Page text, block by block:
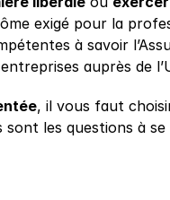
exigé pour la
à savoir
auprès de
, il vous faut
les questions à